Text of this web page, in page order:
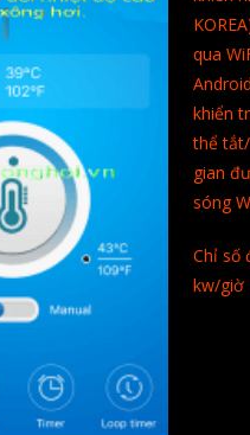
qua
khiển
thể
gian
sóng
Chỉ số
kw/giờ